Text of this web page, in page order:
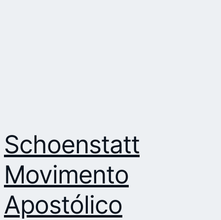
Schoenstatt
Movimento
Apostólico